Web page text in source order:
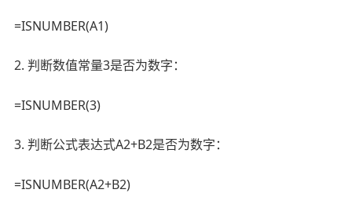
=ISNUMBER(A1)
2. 判断数值常量3是否为数字：
=ISNUMBER(3)
3. 判断公式表达式A2+B2是否为数字：
=ISNUMBER(A2+B2)